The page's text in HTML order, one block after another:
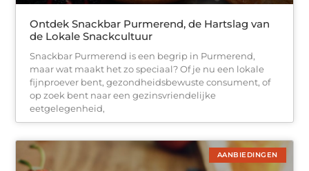
Ontdek Snackbar Purmerend, de Hartslag van
de Lokale Snackcultuur
Snackbar Purmerend is een begrip in Purmerend,
maar wat maakt het zo speciaal? Of je nu een lokale
fijnproever bent, gezondheidsbewuste consument, of
op zoek bent naar een gezinsvriendelijke
eetgelegenheid,
AANBIEDINGEN